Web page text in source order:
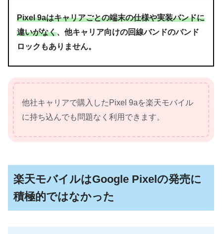
Pixel 9aはキャリアごとの端末の仕様や実装バンドに
違いがなく、他キャリア向けの回線バンドのバンド
ロックもありません。
他社キャリアで購入したPixel 9aを楽天モバイル
に持ち込んでも問題なく利用できます。
楽天モバイルはGoogle Pixelの発売に
積極的ではなかった